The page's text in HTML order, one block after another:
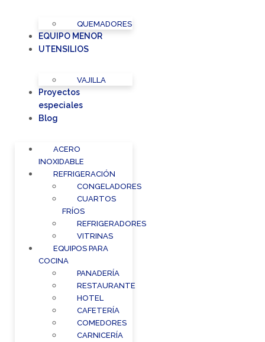
QUEMADORES
EQUIPO MENOR
UTENSILIOS
VAJILLA
Proyectos
especiales
Blog
ACERO
INOXIDABLE
REFRIGERACIÓN
CONGELADORES
CUARTOS
FRÍOS
REFRIGERADORES
VITRINAS
EQUIPOS PARA
COCINA
PANADERÍA
RESTAURANTE
HOTEL
CAFETERÍA
COMEDORES
CARNICERÍA